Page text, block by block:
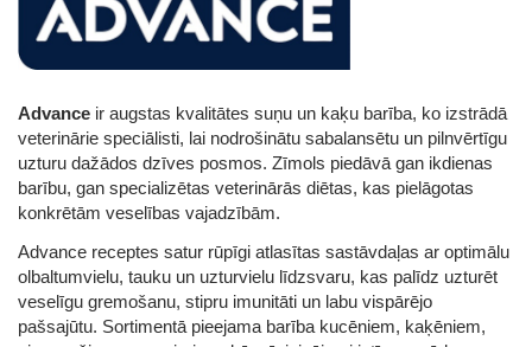
Advance ir augstas kvalitātes suņu un kaķu barība, ko izstrādā
veterinārie speciālisti, lai nodrošinātu sabalansētu un pilnvērtīgu
uzturu dažādos dzīves posmos. Zīmols piedāvā gan ikdienas
barību, gan specializētas veterinārās diētas, kas pielāgotas
konkrētām veselības vajadzībām.
Advance receptes satur rūpīgi atlasītas sastāvdaļas ar optimālu
olbaltumvielu, tauku un uzturvielu līdzsvaru, kas palīdz uzturēt
veselīgu gremošanu, stipru imunitāti un labu vispārējo
pašsajūtu. Sortimentā pieejama barība kucēniem, kaķēniem,